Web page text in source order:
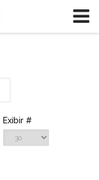
Exibir #